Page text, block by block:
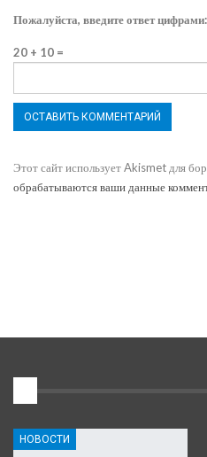
Пожалуйста, введите ответ цифрами:
20 + 10 =
Этот сайт использует Akismet для
обрабатываются ваши данные
НОВОСТИ